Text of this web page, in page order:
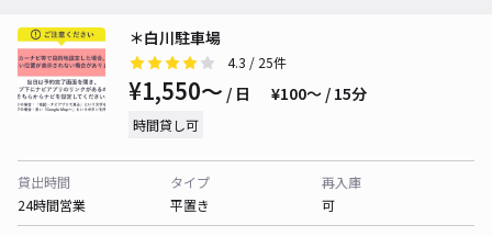
＊白川駐車場
4.3 / 25件
¥1,550〜 / 日 ¥100〜 / 15分
時間貸し可
貸出時間
24時間営業
タイプ
平置き
再入庫
可